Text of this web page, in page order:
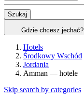
Szukaj
Gdzie chcesz jechać?
Hotels
Środkowy Wschód
Jordania
Amman — hotele
Skip search by categories